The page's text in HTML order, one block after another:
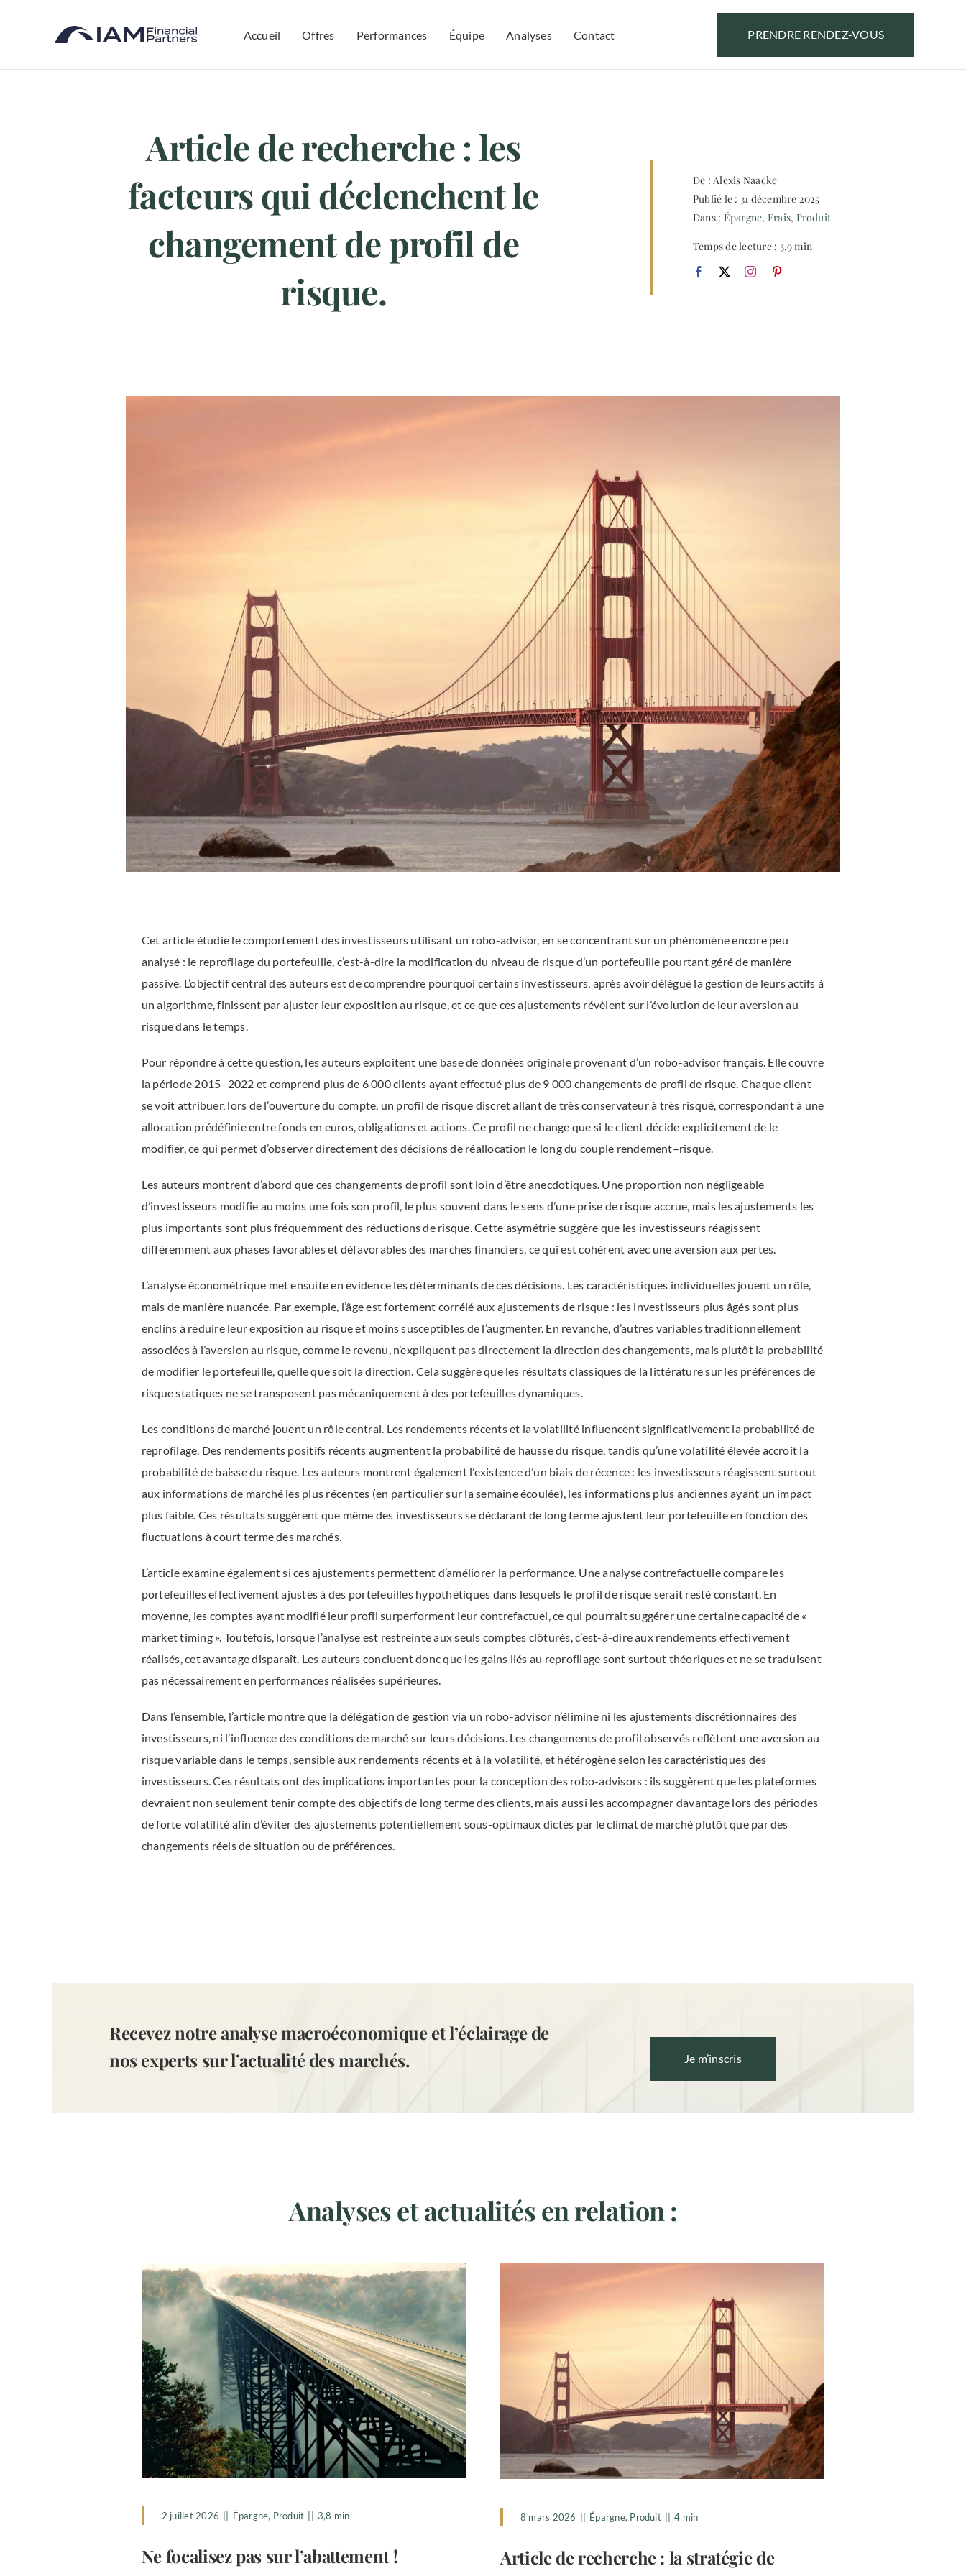
Accueil Offres Performances Équipe Analyses Contact PRENDRE RENDEZ-VOUS
Article de recherche : les
facteurs qui déclenchent le
changement de profil de
risque.
De : Alexis Naacke
Publié le : 31 décembre 2025
Dans : Épargne, Frais, Produit
Temps de lecture : 3,9 min
Cet article étudie le comportement des investisseurs utilisant un robo-advisor, en se concentrant sur un phénomène encore peu
analysé : le reprofilage du portefeuille, c’est-à-dire la modification du niveau de risque d’un portefeuille pourtant géré de manière
passive. L’objectif central des auteurs est de comprendre pourquoi certains investisseurs, après avoir délégué la gestion de leurs actifs à
un algorithme, finissent par ajuster leur exposition au risque, et ce que ces ajustements révèlent sur l’évolution de leur aversion au
risque dans le temps.
Pour répondre à cette question, les auteurs exploitent une base de données originale provenant d’un robo-advisor français. Elle couvre
la période 2015–2022 et comprend plus de 6 000 clients ayant effectué plus de 9 000 changements de profil de risque. Chaque client
se voit attribuer, lors de l’ouverture du compte, un profil de risque discret allant de très conservateur à très risqué, correspondant à une
allocation prédéfinie entre fonds en euros, obligations et actions. Ce profil ne change que si le client décide explicitement de le
modifier, ce qui permet d’observer directement des décisions de réallocation le long du couple rendement–risque.
Les auteurs montrent d’abord que ces changements de profil sont loin d’être anecdotiques. Une proportion non négligeable
d’investisseurs modifie au moins une fois son profil, le plus souvent dans le sens d’une prise de risque accrue, mais les ajustements les
plus importants sont plus fréquemment des réductions de risque. Cette asymétrie suggère que les investisseurs réagissent
différemment aux phases favorables et défavorables des marchés financiers, ce qui est cohérent avec une aversion aux pertes.
L’analyse économétrique met ensuite en évidence les déterminants de ces décisions. Les caractéristiques individuelles jouent un rôle,
mais de manière nuancée. Par exemple, l’âge est fortement corrélé aux ajustements de risque : les investisseurs plus âgés sont plus
enclins à réduire leur exposition au risque et moins susceptibles de l’augmenter. En revanche, d’autres variables traditionnellement
associées à l’aversion au risque, comme le revenu, n’expliquent pas directement la direction des changements, mais plutôt la probabilité
de modifier le portefeuille, quelle que soit la direction. Cela suggère que les résultats classiques de la littérature sur les préférences de
risque statiques ne se transposent pas mécaniquement à des portefeuilles dynamiques.
Les conditions de marché jouent un rôle central. Les rendements récents et la volatilité influencent significativement la probabilité de
reprofilage. Des rendements positifs récents augmentent la probabilité de hausse du risque, tandis qu’une volatilité élevée accroît la
probabilité de baisse du risque. Les auteurs montrent également l’existence d’un biais de récence : les investisseurs réagissent surtout
aux informations de marché les plus récentes (en particulier sur la semaine écoulée), les informations plus anciennes ayant un impact
plus faible. Ces résultats suggèrent que même des investisseurs se déclarant de long terme ajustent leur portefeuille en fonction des
fluctuations à court terme des marchés.
L’article examine également si ces ajustements permettent d’améliorer la performance. Une analyse contrefactuelle compare les
portefeuilles effectivement ajustés à des portefeuilles hypothétiques dans lesquels le profil de risque serait resté constant. En
moyenne, les comptes ayant modifié leur profil surperforment leur contrefactuel, ce qui pourrait suggérer une certaine capacité de «
market timing ». Toutefois, lorsque l’analyse est restreinte aux seuls comptes clôturés, c’est-à-dire aux rendements effectivement
réalisés, cet avantage disparaît. Les auteurs concluent donc que les gains liés au reprofilage sont surtout théoriques et ne se traduisent
pas nécessairement en performances réalisées supérieures.
Dans l’ensemble, l’article montre que la délégation de gestion via un robo-advisor n’élimine ni les ajustements discrétionnaires des
investisseurs, ni l’influence des conditions de marché sur leurs décisions. Les changements de profil observés reflètent une aversion au
risque variable dans le temps, sensible aux rendements récents et à la volatilité, et hétérogène selon les caractéristiques des
investisseurs. Ces résultats ont des implications importantes pour la conception des robo-advisors : ils suggèrent que les plateformes
devraient non seulement tenir compte des objectifs de long terme des clients, mais aussi les accompagner davantage lors des périodes
de forte volatilité afin d’éviter des ajustements potentiellement sous-optimaux dictés par le climat de marché plutôt que par des
changements réels de situation ou de préférences.
Recevez notre analyse macroéconomique et l’éclairage de
nos experts sur l’actualité des marchés.
Je m’inscris
Analyses et actualités en relation :
2 juillet 2026 Épargne, Produit 3,8 min
Ne focalisez pas sur l’abattement !
8 mars 2026 Épargne, Produit 4 min
Article de recherche : la stratégie de